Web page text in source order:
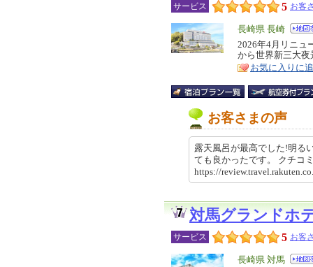
サービス 5 お客
エ
リ
ア
長崎県 長崎
特
徴
2026年4月リニュ
から世界新三大
お気に入りに
お客さまの声
露天風呂が最高でした!明る
ても良かったです。 クチ
https://
対馬グランドホ
サービス 5 お客
エ
長崎県 対馬